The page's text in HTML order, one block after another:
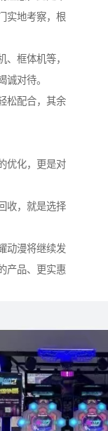
实地考察，根
、框体机等，
对待。
松配合，其余
优化，更是对
收，就是选择
动漫将继续发
产品、更实惠